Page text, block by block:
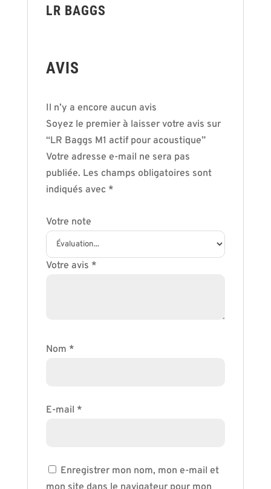
LR BAGGS
AVIS
Il n’y a encore aucun avis
Soyez le premier à laisser votre avis sur
“LR Baggs M1 actif pour acoustique”
Votre adresse e-mail ne sera pas
publiée. Les champs obligatoires sont
indiqués avec *
Votre note
Votre avis *
Nom *
E-mail *
Enregistrer mon nom, mon e-mail et